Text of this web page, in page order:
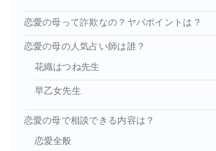
恋愛の母って詐欺なの？ヤバポイントは？
恋愛の母の人気占い師は誰？
花織はつね先生
早乙女先生
恋愛の母で相談できる内容は？
恋愛全般